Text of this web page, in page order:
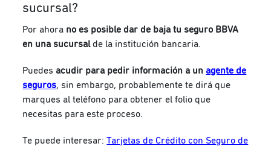
sucursal?
Por ahora no es posible dar de baja tu seguro BBVA
en una sucursalde la institución bancaria.
Puedes acudir para pedir información a un agente de
seguros, sin embargo, probablemente te dirá que
marques al teléfono para obtener el folio que
necesitas para este proceso.
Te puede interesar:Tarjetas de Crédito con Seguro de